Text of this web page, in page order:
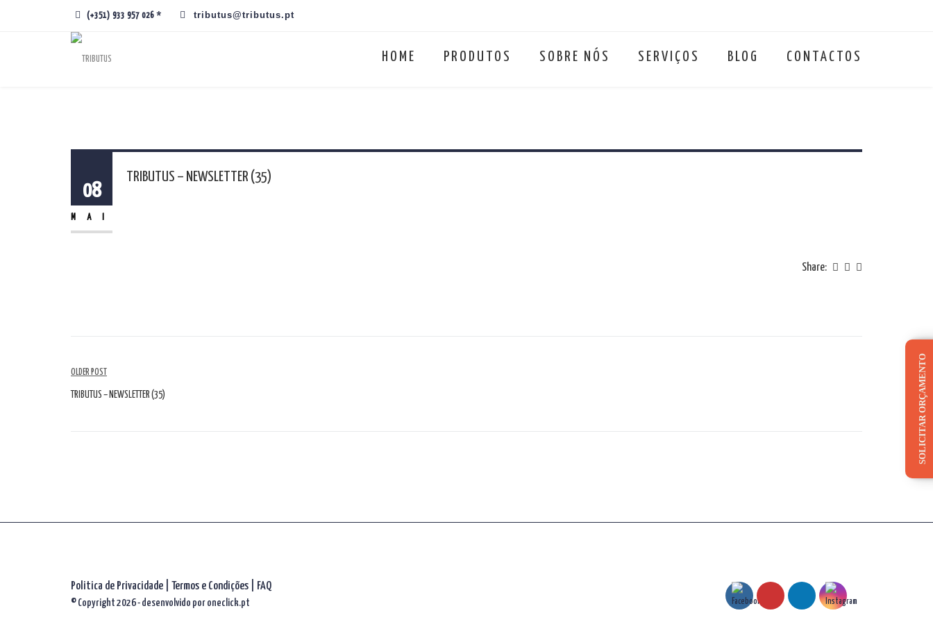
(+351) 933 957 026 * tributus@tributus.pt
HOME PRODUTOS SOBRE NÓS SERVIÇOS BLOG CONTACTOS
08
MAI
TRIBUTUS – NEWSLETTER (35)
Share:
Navegação
de
OLDER POST
TRIBUTUS – NEWSLETTER (35)
Politica de Privacidade Termos e Condições FAQ
© Copyright 2026 - desenvolvido por oneclick.pt
SOLICITAR ORÇAMENTO